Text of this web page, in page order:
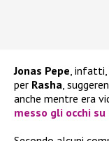
Jonas Pepe, infatti,
per Rasha,
anche mentre era
messo gli occhi